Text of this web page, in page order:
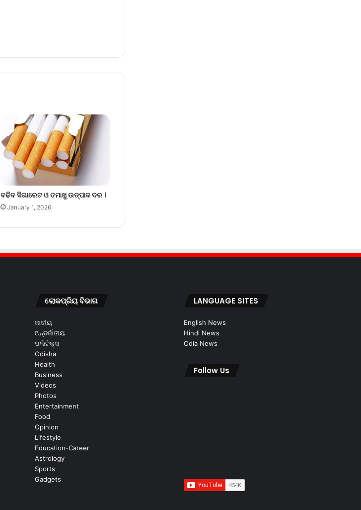
ବଢିବ ସିଗାରେଟ ଓ ତମାଖୁ ଉତ୍ପାଦ ଦର ।
January 1, 2026
ଲୋକପ୍ରିୟ ବିଭାଗ
ଜାତୀୟ
ଅନ୍ତର୍ଜାତୀୟ
ପଲିଟିକ୍ସ
Odisha
Health
Business
Videos
Photos
Entertainment
Food
Opinion
Lifestyle
Education-Career
Astrology
Sports
Gadgets
LANGUAGE SITES
English News
Hindi News
Odia News
Follow Us